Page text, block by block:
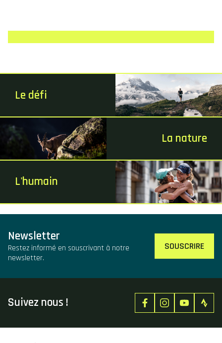
Le défi
La nature
L'humain
Newsletter
Restez informé en souscrivant à notre
newsletter.
SOUSCRIRE
Suivez nous !